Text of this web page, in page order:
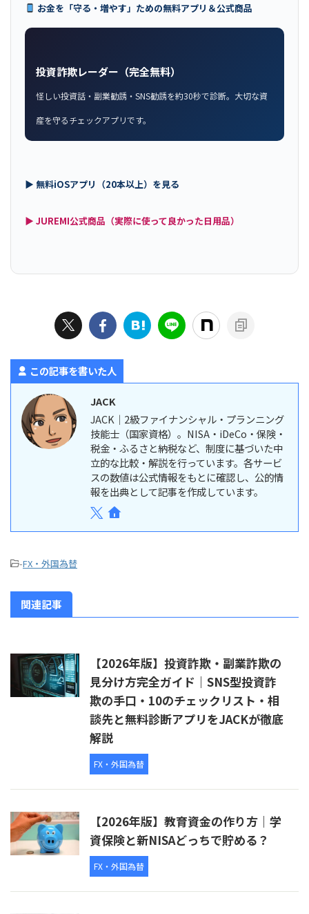
お金を「守る・増やす」ための無料アプリ＆公式商品
投資詐欺レーダー（完全無料）
怪しい投資話・副業勧誘・SNS勧誘を約30秒で診断。大切な資
産を守るチェックアプリです。
▶ 無料iOSアプリ（20本以上）を見る
▶ JUREMI公式商品（実際に使って良かった日用品）
この記事を書いた人
JACK
JACK｜2級ファイナンシャル・プランニング
技能士（国家資格）。NISA・iDeCo・保険・
税金・ふるさと納税など、制度に基づいた中
立的な比較・解説を行っています。各サービ
スの数値は公式情報をもとに確認し、公的情
報を出典として記事を作成しています。
-FX・外国為替
関連記事
【2026年版】投資詐欺・副業詐欺の
見分け方完全ガイド｜SNS型投資詐
欺の手口・10のチェックリスト・相
談先と無料診断アプリをJACKが徹底
解説
FX・外国為替
【2026年版】教育資金の作り方｜学
資保険と新NISAどっちで貯める？
FX・外国為替